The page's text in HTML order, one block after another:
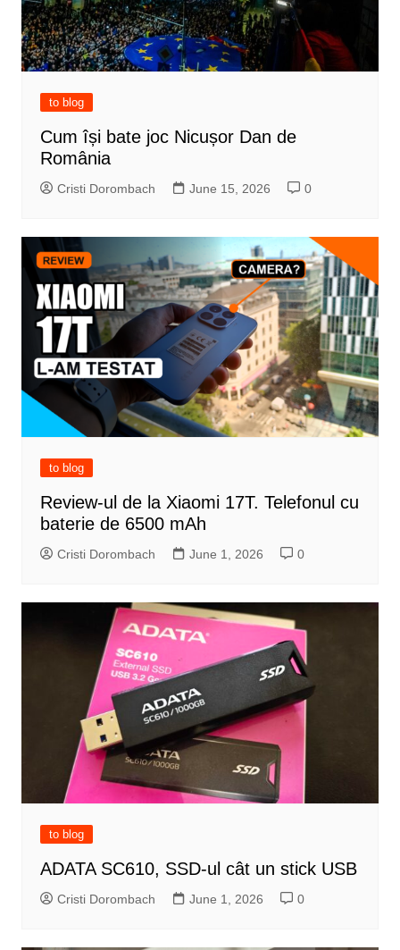
to blog
Cum își bate joc Nicușor Dan de
România
Cristi Dorombach June 15, 2026 0
to blog
Review-ul de la Xiaomi 17T. Telefonul cu
baterie de 6500 mAh
Cristi Dorombach June 1, 2026 0
to blog
ADATA SC610, SSD-ul cât un stick USB
Cristi Dorombach June 1, 2026 0